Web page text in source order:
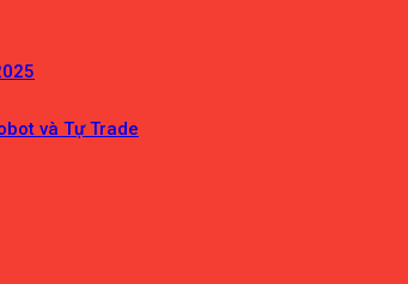
và Tự Trade